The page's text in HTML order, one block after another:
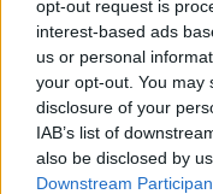
opt-out request is
interest-based ads
us or personal
your opt-out. You may
disclosure of your
IAB’s list of
also be disclosed by
Downstream
Μέχρι στιγμής
εκδρομέων
υπάρχει κίνηση, η
συνεχής.